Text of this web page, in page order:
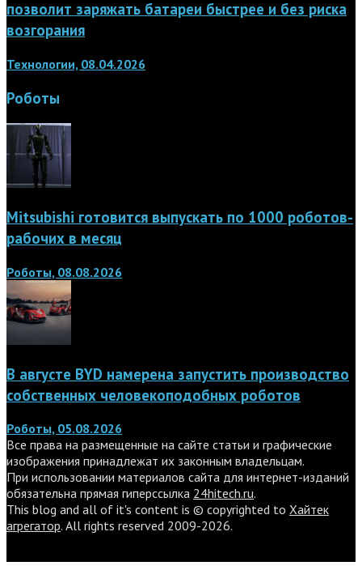
позволит заряжать батареи быстрее и без риска
возгорания
Технологии, 08.04.2026
Роботы
Mitsubishi готовится выпускать по 1000 роботов-
рабочих в месяц
Роботы, 08.08.2026
В августе BYD намерена запустить производство
собственных человекоподобных роботов
Роботы, 05.08.2026
Все права на размещенные на сайте статьи и графические
изображения принадлежат их законным владельцам.
При использовании материалов сайта для интернет-изданий
обязательна прямая гиперссылка 24hitech.ru.
This blog and all of it's content is © copyrighted to Хайтек
агрегатор. All rights reserved 2009-2026.